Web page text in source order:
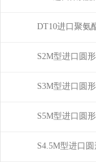
DT10进口聚氨
S2M型进口圆
S3M型进口圆
S5M型进口圆
S4.5M型进口